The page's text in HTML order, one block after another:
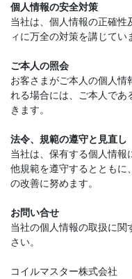
個人情報の安全対策
当社は、個人情報の正確性
ィに万全の対策を講じてい
ご本人の照会
お客さまがご本人の個人情
れる場合には、ご本人であ
きます。
法令、規範の遵守と見直し
当社は、保有する個人情報
他規範を遵守するとともに
の改善に努めます。
お問い合せ
当社の個人情報の取扱に関
さい。
コイルマスター株式会社